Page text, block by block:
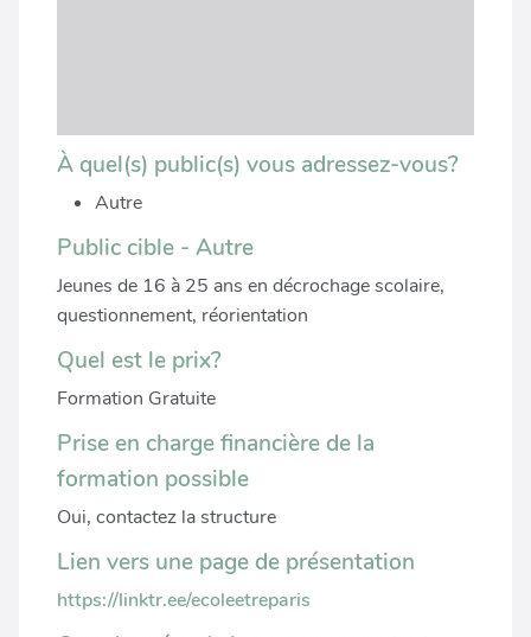
À quel(s) public(s) vous adressez-vous?
Autre
Public cible - Autre
Jeunes de 16 à 25 ans en décrochage scolaire,
questionnement, réorientation
Quel est le prix?
Formation Gratuite
Prise en charge financière de la
formation possible
Oui, contactez la structure
Lien vers une page de présentation
https://linktr.ee/ecoleetreparis